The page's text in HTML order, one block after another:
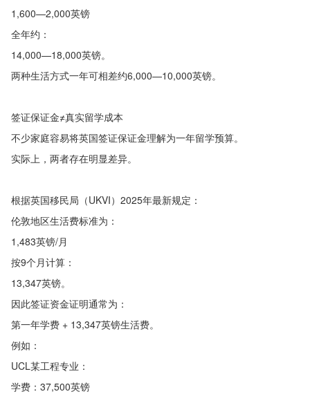
1,600—2,000英镑
全年约：
14,000—18,000英镑。
两种生活方式一年可相差约6,000—10,000英镑。
签证保证金≠真实留学成本
不少家庭容易将英国签证保证金理解为一年留学预算。
实际上，两者存在明显差异。
根据英国移民局（UKVI）2025年最新规定：
伦敦地区生活费标准为：
1,483英镑/月
按9个月计算：
13,347英镑。
因此签证资金证明通常为：
第一年学费 + 13,347英镑生活费。
例如：
UCL某工程专业：
学费：37,500英镑